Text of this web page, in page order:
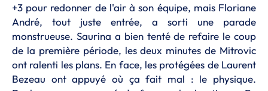
+3 pour redonner de l'air à son équipe, mais Floriane
André, tout juste entrée, a sorti une parade
monstrueuse. Saurina a bien tenté de refaire le coup
de la première période, les deux minutes de Mitrovic
ont ralenti les plans. En face, les protégées de Laurent
Bezeau ont appuyé où ça fait mal : le physique.